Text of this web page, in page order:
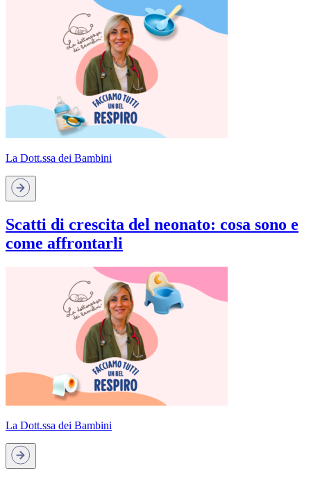
La Dott.ssa dei Bambini
Scatti di crescita del neonato: cosa sono e
come affrontarli
La Dott.ssa dei Bambini